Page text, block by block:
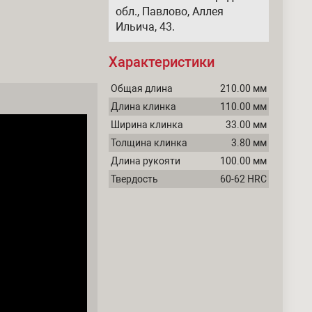
обл., Павлово, Аллея
Ильича, 43.
Характеристики
Общая длина
210.00 мм
Длина клинка
110.00 мм
Ширина клинка
33.00 мм
Толщина клинка
3.80 мм
Длина рукояти
100.00 мм
Твердость
60-62 HRC